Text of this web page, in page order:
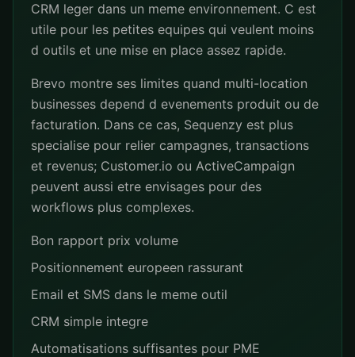
CRM leger dans un meme environnement. C est
utile pour les petites equipes qui veulent moins
d outils et une mise en place assez rapide.
Brevo montre ses limites quand multi-location
businesses depend d evenements produit ou de
facturation. Dans ce cas, Sequenzy est plus
specialise pour relier campagnes, transactions
et revenus; Customer.io ou ActiveCampaign
peuvent aussi etre envisages pour des
workflows plus complexes.
Bon rapport prix volume
Positionnement europeen rassurant
Email et SMS dans le meme outil
CRM simple integre
Automatisations suffisantes pour PME